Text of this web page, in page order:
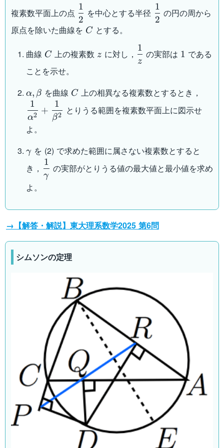
複素数平面上の点 \dfrac{1}
{2}
2
1
を中心とする半径 \dfrac{1}
{2}
2
1
の円の周から
原点を除いた曲線を C
C とする。
曲線 C
C 上の複素数 z に対し， \dfrac{1}
{z}
z
1
の実部は 1
1 である
ことを示せ。
\alpha,\beta
α, β を曲線 C
C 上の相異なる複素数とするとき，
+
α2
1
+
β2
1
とりうる範囲を複素数平面上に図示せ
よ。
\gamma
γ を (2) で求めた範囲に属さない複素数とすると
き， \dfrac{1}
{\gamma}
γ
1
の実部がとりうる値の最大値と最小値を求め
よ。
→【解答・解説】東大理系数学2025 第6問
シムソンの定理